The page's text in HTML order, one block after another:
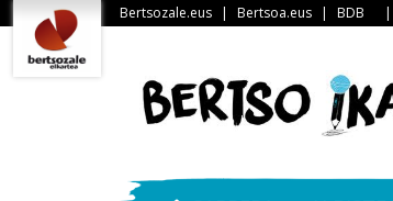
Bertsozale.eus | Bertsoa.eus | BDB |